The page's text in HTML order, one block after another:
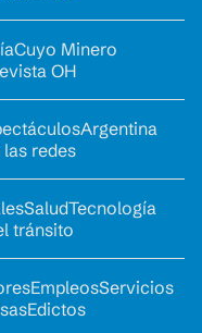
Cuyo Minero
OH
Argentina
las redes
SaludTecnología
tránsito
EmpleosServicios
Edictos